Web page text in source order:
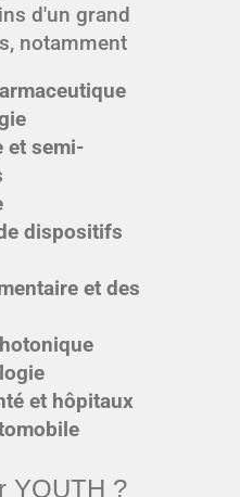
d'un grand
notamment
et semi-
dispositifs
et des
et hôpitaux
YOUTH ?